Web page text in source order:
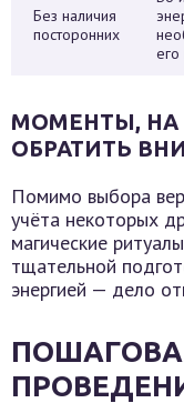
Без наличия
посторонних
МОМЕНТЫ, НА
ОБРАТИТЬ
Помимо выбора
учёта некоторых
магические
тщательной
энергией — дело